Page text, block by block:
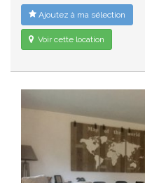
Ajoutez à ma sélection
Voir cette location